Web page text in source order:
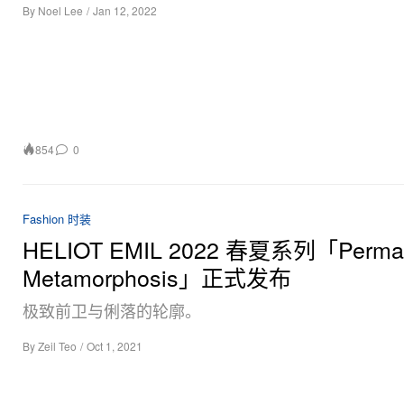
By Noel Lee / Jan 12, 2022
854 0
Fashion 时装
HELIOT EMIL 2022 春夏系列「
Metamorphosis」正式发布
极致前卫与俐落的轮廓。
ByZeil Teo / Oct 1, 2021